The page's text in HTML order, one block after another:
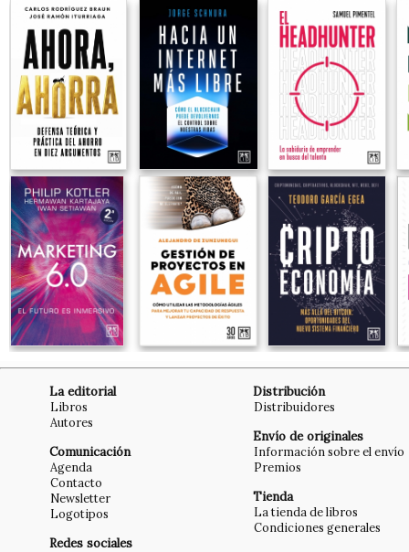
La editorial
Libros
Autores
Comunicación
Agenda
Contacto
Newsletter
Logotipos
Redes sociales
Distribución
Distribuidores
Envío de originales
Información sobre el envío
Premios
Tienda
La tienda de libros
Condiciones generales